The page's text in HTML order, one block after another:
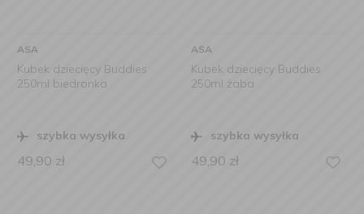
ASA
Kubek dziecięcy Buddies
250ml biedronka
szybka wysyłka
49,90 zł
ASA
Kubek dziecięcy Buddies
250ml żaba
szybka wysyłka
49,90 zł